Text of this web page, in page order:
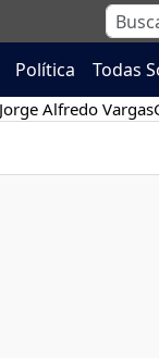
Política Todas
Alfredo Vargas